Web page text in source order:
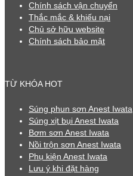
Chính sách vận chuyển
Thắc mắc & khiếu nại
Chủ sở hữu website
Chính sách bảo mật
TỪ KHÓA HOT
Súng phun sơn Anest Iwata
Súng xịt bụi Anest Iwata
Bơm sơn Anest Iwata
Nồi trộn sơn Anest Iwata
Phụ kiện Anest Iwata
Lưu ý khi đặt hàng